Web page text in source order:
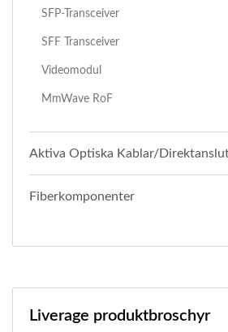
SFP-Transceiver
SFF Transceiver
Videomodul
MmWave RoF
Aktiva Optiska Kablar/
Fiberkomponenter
Liverage produktbroschyr